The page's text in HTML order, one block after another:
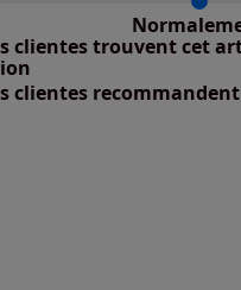
: 0%
clientes trouvent cet
clientes